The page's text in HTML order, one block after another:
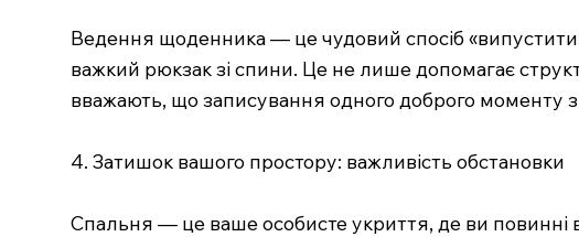
Ведення щоденника — це чудовий спосіб
важкий рюкзак зі спини. Це не лише допомагає
вважають, що записування одного доброго моменту
4. Затишок вашого простору: важливість обстановки
Спальня — це ваше особисте укриття, де ви повинні